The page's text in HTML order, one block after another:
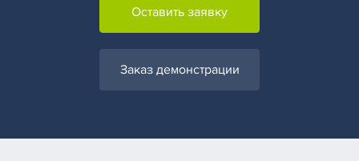
Оставить заявку
Заказ демонстрации